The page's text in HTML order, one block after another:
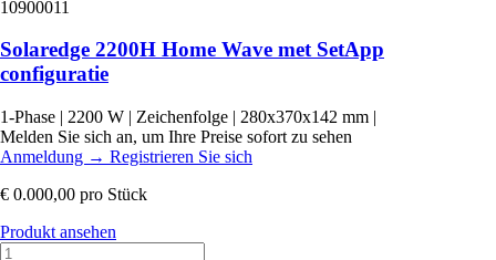
10900011
Solaredge 2200H Home Wave met SetApp
configuratie
1-Phase | 2200 W | Zeichenfolge | 280x370x142 mm |
Melden Sie sich an, um Ihre Preise sofort zu sehen
Anmeldung → Registrieren Sie sich
€ 0.000,00 pro Stück
Produkt ansehen